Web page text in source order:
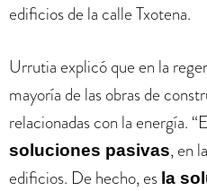
edificios de la calle Txotena.
Urrutia explicó que en la
mayoría de las obras de
relacionadas con la energía.
soluciones pasivas, en
edificios. De hecho, es la